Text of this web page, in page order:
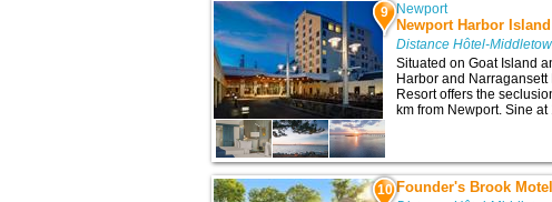
9 Newport
Newport Harbor
Distance Hôtel-
Situated on Goat Island
Harbor and
Resort offers the
km from Newport. Sine
10 Founder's Brook